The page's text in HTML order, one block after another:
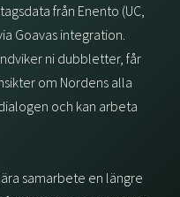
från Enento (UC
Goavas integration.
ni dubbletter, får
om Nordens alla
och kan arbeta
samarbete en längre